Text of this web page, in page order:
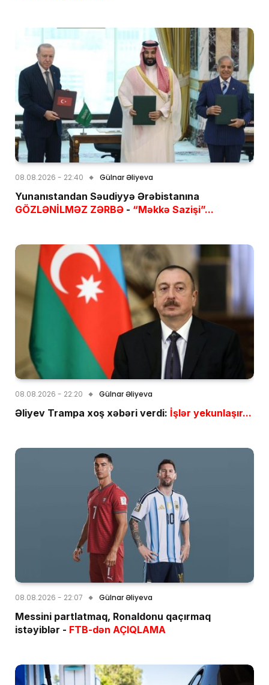
08.08.2026 - 22:40 Gülnar Əliyeva
Yunanıstandan Səudiyyə Ərəbistanına
GÖZLƏNİLMƏZ ZƏRBƏ - “Məkkə Sazişi”...
08.08.2026 - 22:20 Gülnar Əliyeva
Əliyev Trampa xoş xəbəri verdi: İşlər yekunlaşır...
08.08.2026 - 22:07 Gülnar Əliyeva
Messini partlatmaq, Ronaldonu qaçırmaq
istəyiblər - FTB-dən AÇIQLAMA